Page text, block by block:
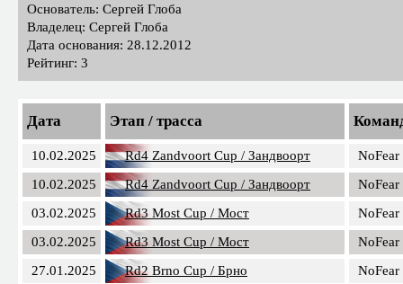
Основатель: Сергей Глоба
Владелец: Сергей Глоба
Дата основания: 28.12.2012
Рейтинг: 3
Дата Этап / трасса
10.02.2025 Rd4 Zandvoort Cup / Зандвоорт
NoFear
10.02.2025
Rd4 Zandvoort Cup / Зандвоорт
NoFear
03.02.2025
Rd3 Most Cup / Мост
NoFear
03.02.2025
Rd3 Most Cup / Мост
NoFear
27.01.2025
Rd2 Brno Cup / Брно
NoFear